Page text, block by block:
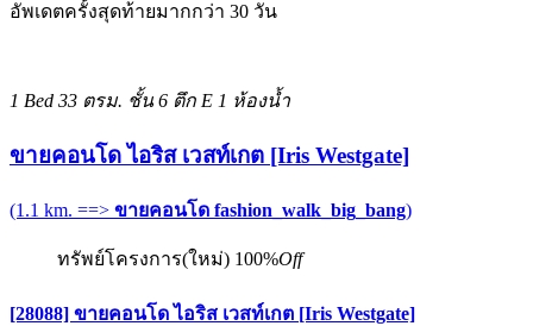
อัพเดตครั้งสุดท้ายมากกว่า 30 วัน
1 Bed 33 ตรม. ชั้น 6 ตึก E 1 ห้องน้ำ
ขายคอนโด ไอริส เวสท์เกต [Iris Westgate]
(1.1 km. ==> ขายคอนโด fashion_walk_big_bang)
ทรัพย์โครงการ(ใหม่) 100%Off
[28088] ขายคอนโด ไอริส เวสท์เกต [Iris Westgate]